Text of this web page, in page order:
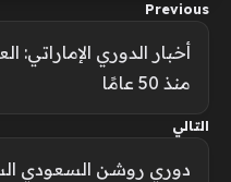
Previous
أخبار الدوري
منذ 50 عامًا
التالي
دوري روشن السعودي